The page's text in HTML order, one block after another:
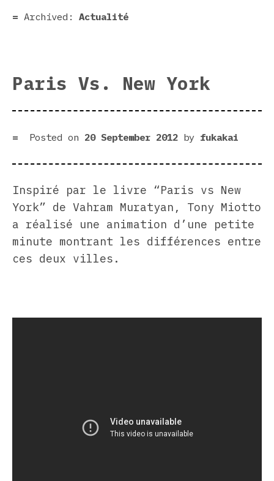
Archived: Actualité
Paris Vs. New York
Posted on 20 September 2012 by fukakai
Inspiré par le livre “Paris vs New
York” de Vahram Muratyan, Tony Miotto
a réalisé une animation d’une petite
minute montrant les différences entre
ces deux villes.